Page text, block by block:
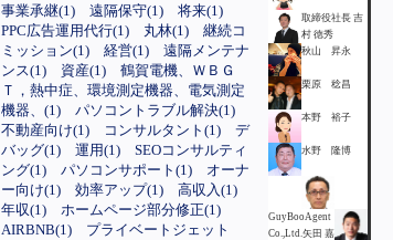
事業承継(1)
遠隔保守(1)
将来(1)
PPC広告運用代行(1)
丸林(1)
継続コ
ミッション(1)
経営(1)
遠隔メンテナ
ンス(1)
資産(1)
鶴賀電機、ＷＢＧ
Ｔ，熱中症、環境測定機器、電気測定
機器、(1)
パソコントラブル解決(1)
不動産向け(1)
コンサルタント(1)
デ
バッグ(1)
運用(1)
SEOコンサルティ
ング(1)
パソコンサポート(1)
オーナ
ー向け(1)
効率アップ(1)
高収入(1)
年収(1)
ホームページ部分修正(1)
AIRBNB(1)
プライベートジェット
取締役社長 吉
村 徳秀
秋山 昇永
栗原 稔昌
本野 裕子
水野 隆博
GuyBooAgent
Co.,Ltd.矢田 嘉